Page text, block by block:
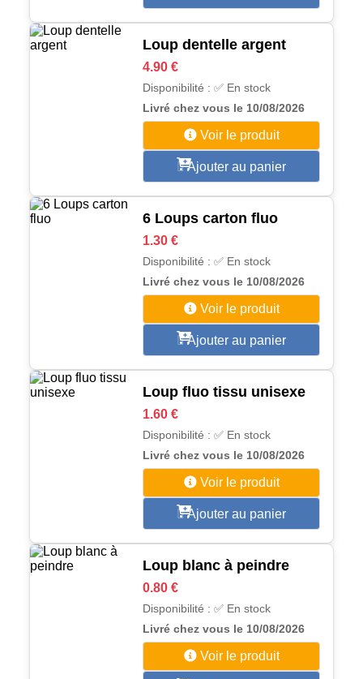
Loup dentelle argent
4.90 €
Disponibilité : ✅ En stock
Livré chez vous le 10/08/2026
Voir le produit
Ajouter au panier
6 Loups carton fluo
1.30 €
Disponibilité : ✅ En stock
Livré chez vous le 10/08/2026
Voir le produit
Ajouter au panier
Loup fluo tissu unisexe
1.60 €
Disponibilité : ✅ En stock
Livré chez vous le 10/08/2026
Voir le produit
Ajouter au panier
Loup blanc à peindre
0.80 €
Disponibilité : ✅ En stock
Livré chez vous le 10/08/2026
Voir le produit